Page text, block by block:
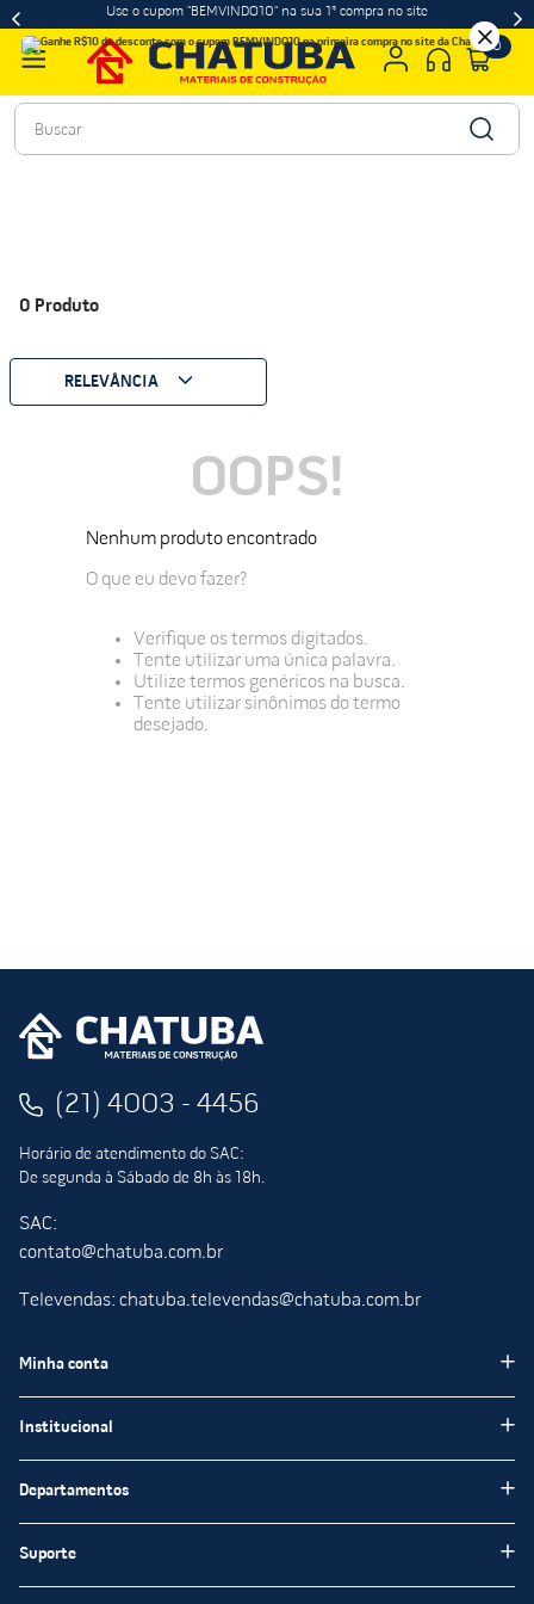
Use o cupom "BEMVINDO10" na sua 1ª compra no site
0
Buscar
0 Produto
RELEVÂNCIA
OOPS!
Nenhum produto encontrado
O que eu devo fazer?
Verifique os termos digitados.
Tente utilizar uma única palavra.
Utilize termos genéricos na busca.
Tente utilizar sinônimos do termo
desejado.
(21) 4003 - 4456
Horário de atendimento do SAC:
De segunda à Sábado de 8h às 18h.
SAC:
contato@chatuba.com.br
Televendas: chatuba.televendas@chatuba.com.br
Minha conta
Meus favoritos
Institucional
Nossas Lojas
Encarte
Departamentos
Suporte